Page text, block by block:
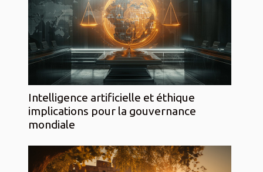
Intelligence artificielle et éthique
implications pour la gouvernance
mondiale